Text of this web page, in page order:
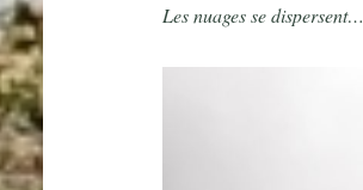
Les nuages se dispersent…